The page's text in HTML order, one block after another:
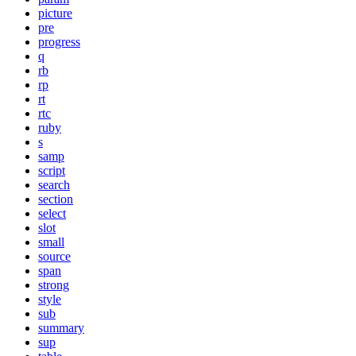
picture
pre
progress
q
rb
rp
rt
rtc
ruby
s
samp
script
search
section
select
slot
small
source
span
strong
style
sub
summary
sup